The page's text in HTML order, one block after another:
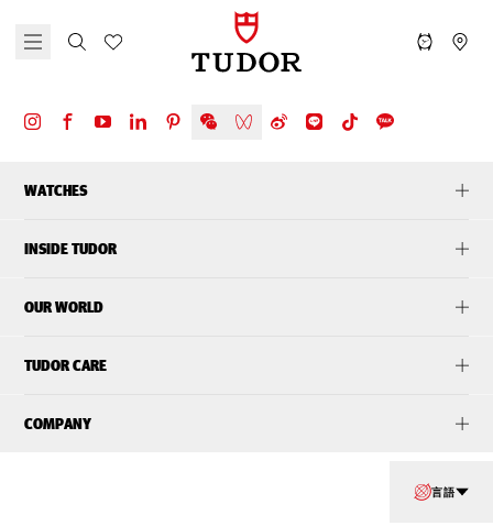
WATCHES
INSIDE TUDOR
OUR WORLD
TUDOR CARE
COMPANY
言語